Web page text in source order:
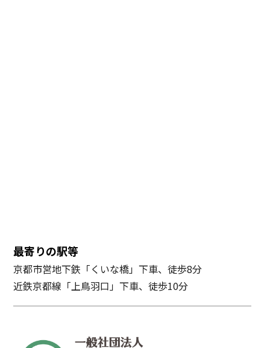
最寄りの駅等
京都市営地下鉄「くいな橋」下車、徒歩8分
近鉄京都線「上鳥羽口」下車、徒歩10分